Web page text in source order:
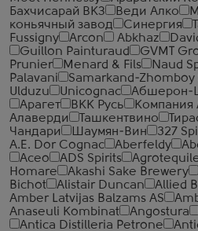
Бахчисарай ВКЗ
Веди Алко
коньячный завод
Синергия
Fussigny
Arcon Abkhaz
Guillon Painturaud
GVMT
Prunier
Menard & Fils
Naud
Palavani
Samarkand-Zhomboy
Ulduzu
Unicognac Абшерон-
Арагет
ВКК Русь
Компания
Алаверди
Ташкентвино
Чандари
Шаумян-Вин 327
A.E. Dor Cognac
Aberfeldy
Aceo
ADS Spirits
Homare
Akashi Sake Brewery
Bichot
Alistair Duncan Allied
Amber Latvijas Balzams AS
Anaseuli Kombinat
Angostura
Antica Distilleria Petrone